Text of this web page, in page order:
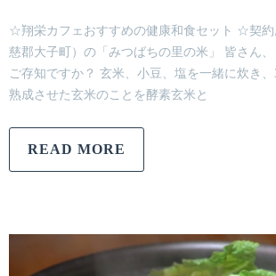
☆翔栄カフェおすすめの健康和食セット ☆契約
慈郡大子町）の「みつばちの里の米」 皆さん
ご存知ですか？ 玄米、小豆、塩を一緒に炊き
熟成させた玄米のことを酵素玄米と
READ MORE